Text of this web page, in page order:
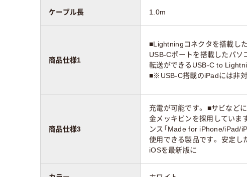
ケーブル長 1.0m
商品仕様1
■Lightningコネクタを搭載した
USB-Cポートを搭載したパソ
転送ができるUSB-C to
■※USB-C搭載のiPadには非
商品仕様3
充電が可能です。 ■サビなど
金メッキピンを採用していま
ンス「Made for iPhone/iPad/
使用できる製品です。 安定し
iOSを最新版に